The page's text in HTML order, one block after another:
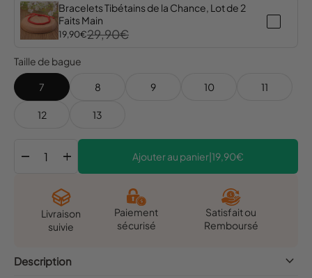
Bracelets Tibétains de la Chance, Lot de 2
Faits Main
19,90€29,90€
Taille de bague
7 8 9 10 11
12 13
remove add Ajouter au panier|19,90€
Livraison
suivie
Paiement
sécurisé
Satisfait ou
Remboursé
Description keyboard_arrow_down